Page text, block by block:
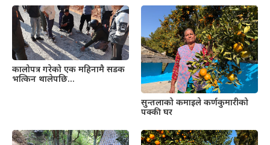
कालोपत्र गरेको एक महिनामै सडक
भत्किन थालेपछि…
सुन्तलाको कमाइले कर्णकुमारीको
पक्की घर